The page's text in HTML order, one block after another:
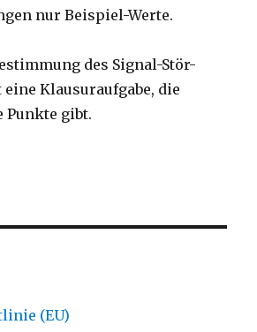
nur Beispiel-Werte.
des Signal-Stör-
Klausuraufgabe, die
Punkte gibt.
(EU)